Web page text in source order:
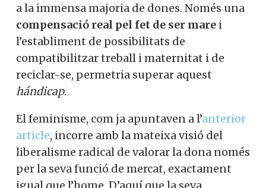
a la immensa majoria de dones. Només una
compensació real pel fet de ser mare i
l’establiment de possibilitats de
compatibilitzar treball i maternitat i de
reciclar-se, permetria superar aquest
hándicap.
El feminisme, com ja apuntaven a l’anterior
article, incorre amb la mateixa visió del
liberalisme radical de valorar la dona només
per la seva funció de mercat, exactament
igual que l’home. D’aquí que la seva